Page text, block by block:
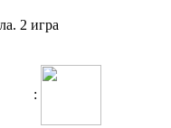
2 игра
: